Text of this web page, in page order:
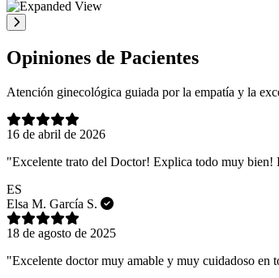
Opiniones de Pacientes
Atención ginecológica guiada por la empatía y la
16 de abril de 2026
"Excelente trato del Doctor! Explica todo muy bien!
ES
Elsa M. García S.
18 de agosto de 2025
"Excelente doctor muy amable y muy cuidadoso en